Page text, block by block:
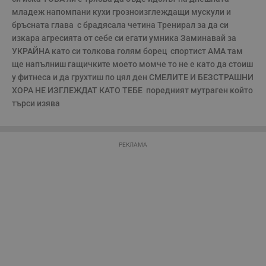
младеж напомпани кухи грозноизглеждащи мускули и
бръсната глава  с брадясала четина Тренирал за да си
изкара агресията от себе си егати умника Заминавай за
УКРАЙНА като си толкова голям борец  спортист АМА там
ще напълниш гащичките моето момче то не е като да стоиш
у фитнеса и да грухтиш по цял ден СМЕЛИТЕ И БЕЗСТРАШНИ
ХОРА НЕ ИЗГЛЕЖДАТ КАТО ТЕБЕ  поредният мутраген който
търси изява
РЕКЛАМА
се използва правилно без строго необходими
Име Доставчик/Домейн
Валиден
__RequestVerificationToken
Microsoft
Corporation
www.dunavmost.com
Сесия